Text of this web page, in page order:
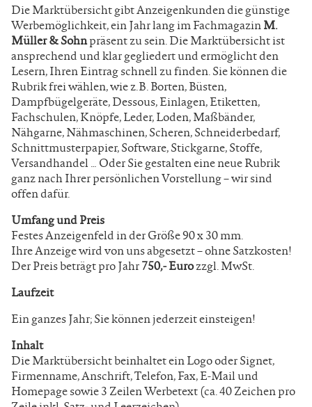
Die Marktübersicht gibt Anzeigenkunden die günstige
Werbemöglichkeit, ein Jahr lang im FachmagazinM.
Müller & Sohnpräsent zu sein. Die Marktübersicht ist
ansprechend und klar gegliedert und ermöglicht den
Lesern, Ihren Eintrag schnell zu finden. Sie können die
Rubrik frei wählen, wie z.B. Borten, Büsten,
Dampfbügelgeräte, Dessous, Einlagen, Etiketten,
Fachschulen, Knöpfe, Leder, Loden, Maßbänder,
Nähgarne, Nähmaschinen, Scheren, Schneiderbedarf,
Schnittmusterpapier, Software, Stickgarne, Stoffe,
Versandhandel … Oder Sie gestalten eine neue Rubrik
ganz nach Ihrer persönlichen Vorstellung – wir sind
offen dafür.
Umfang und Preis
Festes Anzeigenfeld in der Größe 90 x 30 mm.
Ihre Anzeige wird von uns abgesetzt – ohne Satzkosten!
Der Preis beträgt pro Jahr750,- Eurozzgl. MwSt.
Laufzeit
Ein ganzes Jahr; Sie können jederzeit einsteigen!
Inhalt
Die Marktübersicht beinhaltet ein Logo oder Signet,
Firmenname, Anschrift, Telefon, Fax, E-Mail und
Homepage sowie 3 Zeilen Werbetext (ca. 40 Zeichen pro